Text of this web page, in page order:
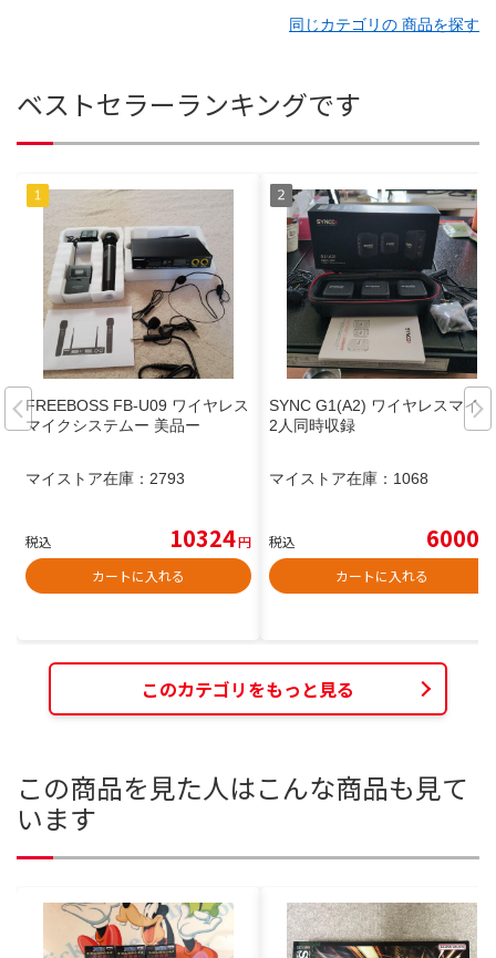
同じカテゴリの 商品を探す
ベストセラーランキングです
FREEBOSS FB-U09 ワイヤレス
マイクシステムー 美品ー
マイストア在庫： 2793
税込 10324円
カートに入れる
SYNC G1(A2) ワイヤレスマイク
2人同時収録
マイストア在庫： 1068
税込 6000
カートに入れる
このカテゴリをもっと見る
この商品を見た人はこんな商品も見て
います